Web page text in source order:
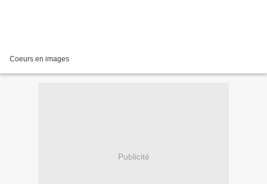
Coeurs en images
Publicité